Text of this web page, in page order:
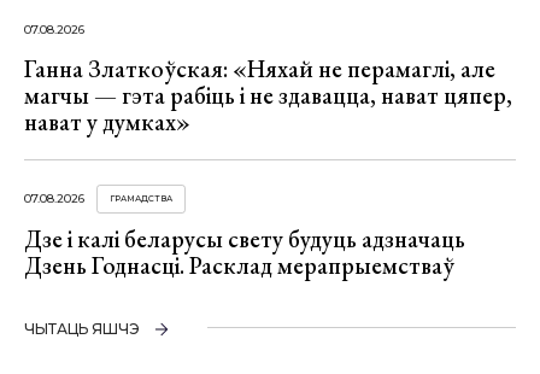
07.08.2026
Ганна Златкоўская: «Няхай не перамаглі, але
магчы — гэта рабіць і не здавацца, нават цяпер,
нават у думках»
07.08.2026 ГРАМАДСТВА
Дзе і калі беларусы свету будуць адзначаць
Дзень Годнасці. Расклад мерапрыемстваў
ЧЫТАЦЬ ЯШЧЭ